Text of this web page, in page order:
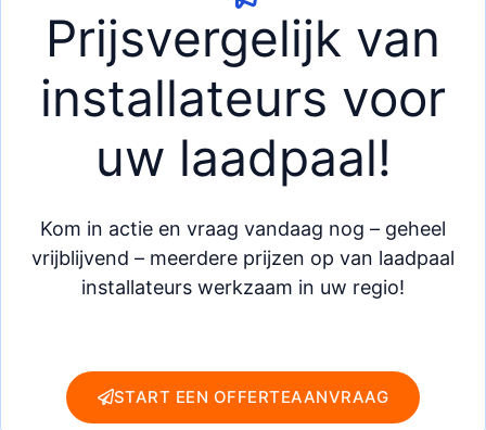
Prijsvergelijk van
installateurs voor
uw laadpaal!
Kom in actie en vraag vandaag nog – geheel
vrijblijvend – meerdere prijzen op van laadpaal
installateurs werkzaam in uw regio!
START EEN OFFERTEAANVRAAG